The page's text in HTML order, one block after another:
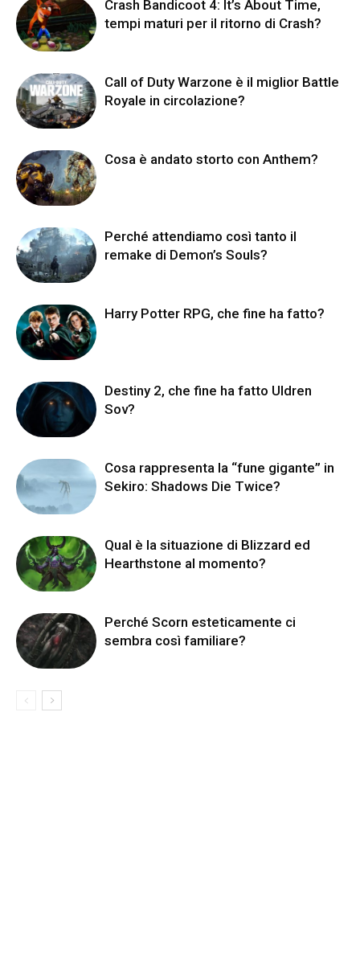
Crash Bandicoot 4: It’s About Time,
tempi maturi per il ritorno di Crash?
Call of Duty Warzone è il miglior Battle
Royale in circolazione?
Cosa è andato storto con Anthem?
Perché attendiamo così tanto il
remake di Demon’s Souls?
Harry Potter RPG, che fine ha fatto?
Destiny 2, che fine ha fatto Uldren
Sov?
Cosa rappresenta la “fune gigante” in
Sekiro: Shadows Die Twice?
Qual è la situazione di Blizzard ed
Hearthstone al momento?
Perché Scorn esteticamente ci
sembra così familiare?